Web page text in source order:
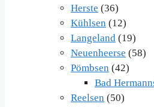
Herste (36)
Kühlsen (12)
Langeland (19)
Neuenheerse (58)
Pömbsen (42)
Bad
Reelsen (50)